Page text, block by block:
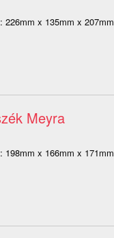
x 135mm x 207mm
Meyra
x 166mm x 171mm